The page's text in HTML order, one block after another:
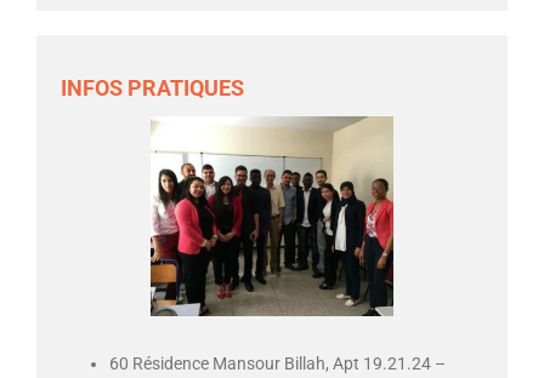
INFOS PRATIQUES
60 Résidence Mansour Billah, Apt 19.21.24 –